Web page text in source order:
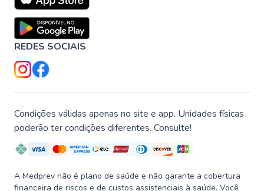
REDES SOCIAIS
Condições válidas apenas no site e app. Unidades físicas
poderão ter condições diferentes. Consulte!
A Medprev não é plano de saúde e não garante a cobertura
financeira de riscos e de custos assistenciais à saúde. Você